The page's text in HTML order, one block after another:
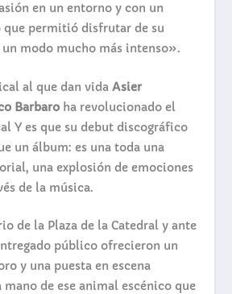
en un entorno y con un
permitió disfrutar de su
modo mucho más intenso».
al que dan vida Asier
Barbaroha revolucionado el
Y es que su debut discográfico
un álbum: es una toda una
una explosión de emociones
de la música.
de la Plaza de la Catedral y ante
público ofrecieron un
y una puesta en escena
de ese animal escénico que